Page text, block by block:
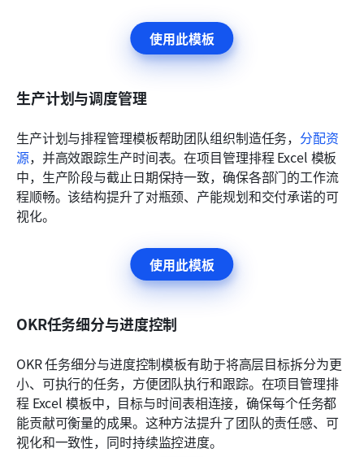
使用此模板
生产计划与调度管理
生产计划与排程管理模板帮助团队组织制造任务， 分配资
源，并高效跟踪生产时间表。在项目管理排程 Excel 模板
中，生产阶段与截止日期保持一致，确保各部门的工作流
程顺畅。该结构提升了对瓶颈、产能规划和交付承诺的可
视化。
使用此模板
OKR任务细分与进度控制
OKR 任务细分与进度控制模板有助于将高层目标拆分为更
小、可执行的任务，方便团队执行和跟踪。在项目管理排
程 Excel 模板中，目标与时间表相连接，确保每个任务都
能贡献可衡量的成果。这种方法提升了团队的责任感、可
视化和一致性，同时持续监控进度。